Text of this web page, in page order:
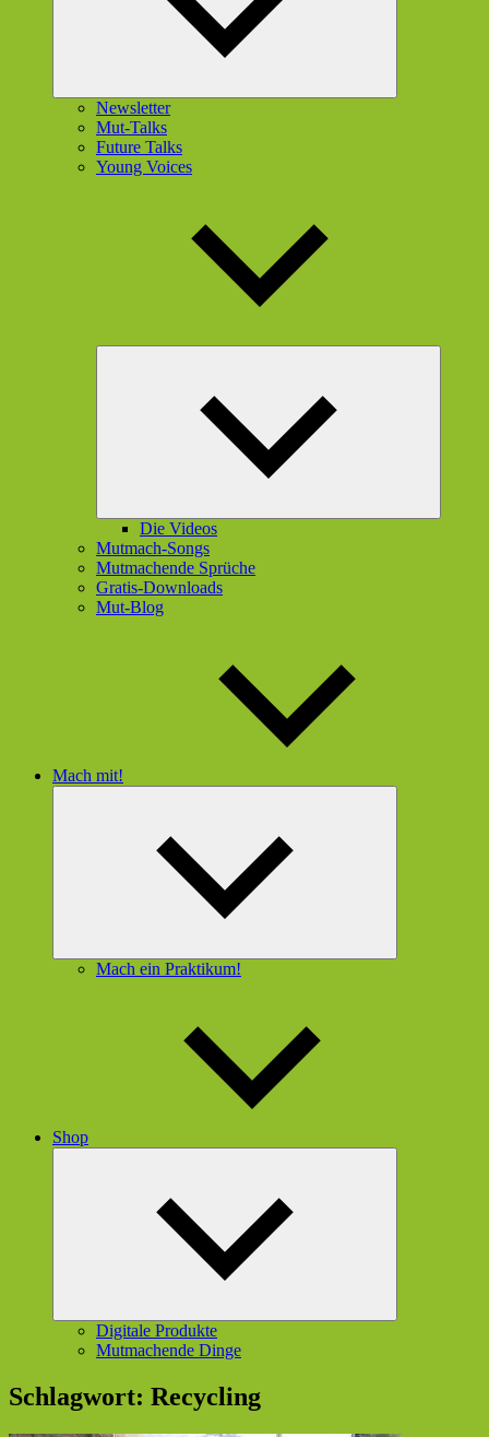
Newsletter
Mut-Talks
Future Talks
Young Voices
Die Videos
Mutmach-Songs
Mutmachende Sprüche
Gratis-Downloads
Mut-Blog
Mach mit!
Mach ein Praktikum!
Shop
Digitale Produkte
Mutmachende Dinge
Schlagwort: Recycling